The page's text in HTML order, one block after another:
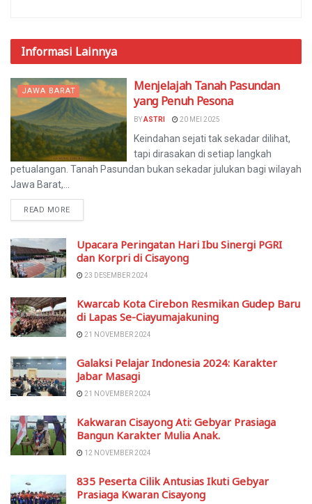
Informasi Lainnya
JAWA BARAT
Menjelajah Tanah Pasundan
yang Penuh Pesona
BYASTRI 20 MEI 2025
Keindahan sejati tak sekadar dilihat,
tapi dirasakan di setiap langkah
petualangan. Tanah Pasundan bukan sekadar julukan bagi wilayah
Jawa Barat,...
READ MORE
Upacara Peringatan Hari Ibu Sinergi PGRI
dan Korpri di Cisayong
23 DESEMBER 2024
Kwarcab Kota Cirebon Resmikan Gudep Baru
di Lapas Se-Ciayumajakuning
21 NOVEMBER 2024
Galaksi Pelajar Indonesia 2024: Karakter
Jabar Masagi
21 NOVEMBER 2024
Kakwaran Cisayong Ati: Gebyar Prasiaga
Bangun Karakter Mulia Anak.
12 NOVEMBER 2024
835 Peserta Cilik Antusias Ikuti Gebyar
Prasiaga Kwaran Cisayong